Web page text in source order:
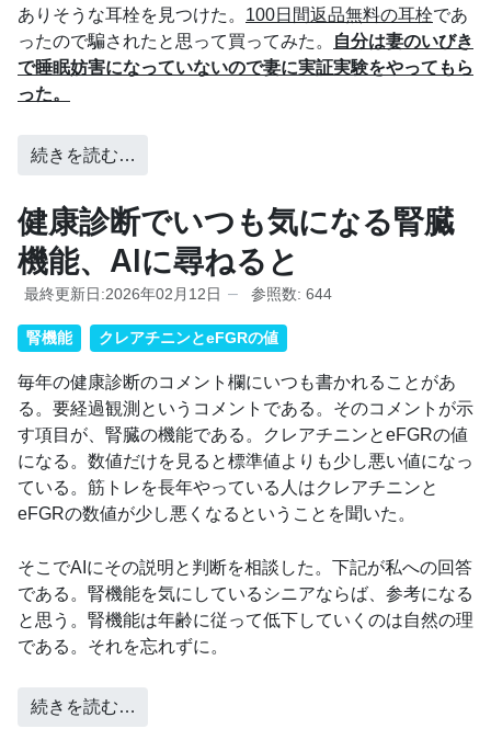
ありそうな耳栓を見つけた。 100日間返品無料の耳栓であ
ったので騙されたと思って買ってみた。
自分は妻のいびき
で睡眠妨害になっていないので妻に実証実験をやってもら
った。
続きを読む…
健康診断でいつも気になる腎臓
機能、AIに尋ねると
最終更新日:2026年02月12日 参照数: 644
腎機能 クレアチニンとeFGRの値
毎年の健康診断のコメント欄にいつも書かれることがあ
る。要経過観測というコメントである。そのコメントが示
す項目が、腎臓の機能である。クレアチニンとeFGRの値
になる。数値だけを見ると標準値よりも少し悪い値になっ
ている。筋トレを長年やっている人はクレアチニンと
eFGRの数値が少し悪くなるということを聞いた。
そこでAIにその説明と判断を相談した。下記が私への回答
である。腎機能を気にしているシニアならば、参考になる
と思う。腎機能は年齢に従って低下していくのは自然の理
である。それを忘れずに。
続きを読む…